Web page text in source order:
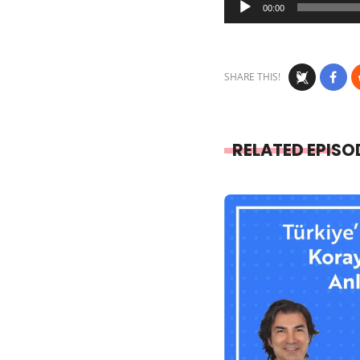
Player
00:00
SHARE THIS!
RELATED